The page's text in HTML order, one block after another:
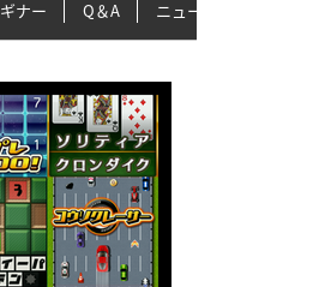
ナー Q＆A ニュース＆トピックス